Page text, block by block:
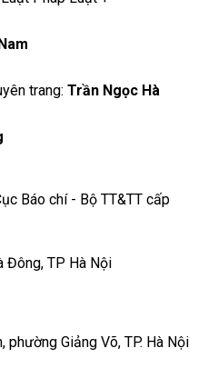
trang: Trần Ngọc Hà
Báo chí - Bộ TT&TT cấp
Đông, TP Hà Nội
phường Giảng Võ, TP. Hà Nội